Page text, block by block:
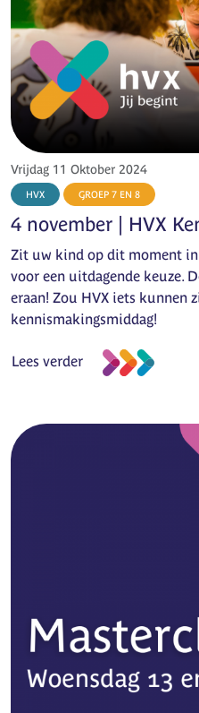
Vrijdag 11 Oktober 2024
HVX GROEP 7 EN 8
4 november | HVX
Zit uw kind op dit moment in
voor een uitdagende keuze.
eraan! Zou HVX iets kunnen
kennismakingsmiddag!
Lees verder